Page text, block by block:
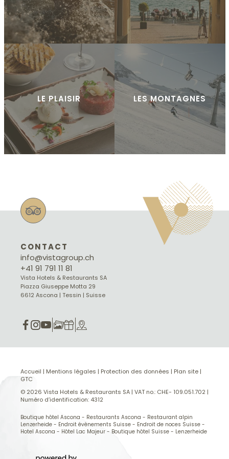
LE PLAISIR LES MONTAGNES
CONTACT
info@vistagroup.ch
+41 91 791 11 81
Vista Hotels & Restaurants SA
Piazza Giuseppe Motta 29
6612 Ascona | Tessin | Suisse
Accueil | Mentions légales | Protection des données | Plan site |
GTC
© 2026 Vista Hotels & Restaurants SA | VAT no.: CHE- 109.051.702 |
Numéro d’identification: 4312
Boutique hôtel Ascona - Restaurants Ascona - Restaurant alpin
Lenzerheide - Endroit évènements Suisse - Endroit de noces Suisse -
Hotel Ascona - Hôtel Lac Majeur - Boutique hôtel Suisse - Lenzerheide